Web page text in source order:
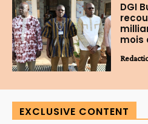
DGI
mois
EXCLUSIVE CONTENT